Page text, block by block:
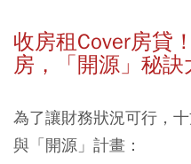
收房租Cover房貸
房，「開源」秘訣
為了讓財務狀況可行，
與「開源」計畫：